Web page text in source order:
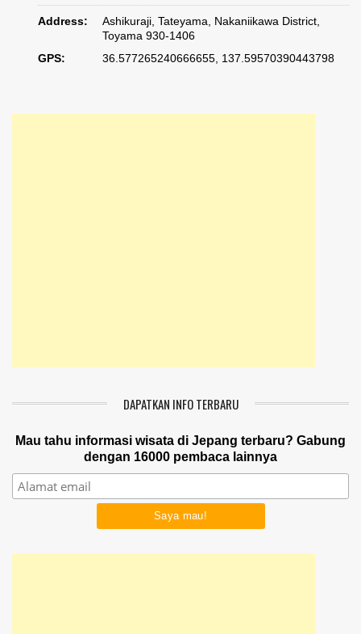
Address:
Ashikuraji, Tateyama, Nakaniikawa District,
Toyama 930-1406
GPS:
36.577265240666655, 137.59570390443798
DAPATKAN INFO TERBARU
Mau tahu informasi wisata di Jepang terbaru? Gabung
dengan 16000 pembaca lainnya